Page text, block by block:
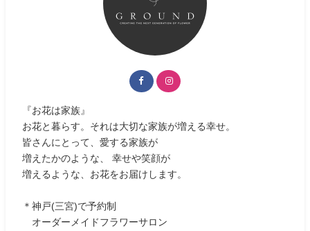
『お花は家族』
お花と暮らす。それは大切な家族が増える幸せ。
皆さんにとって、愛する家族が
増えたかのような、 幸せや笑顔が
増えるような、お花をお届けします。
＊神戸(三宮)で予約制
オーダーメイドフラワーサロン